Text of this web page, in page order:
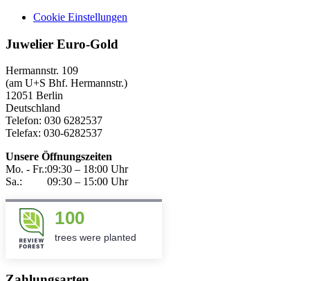
Cookie Einstellungen
Juwelier Euro-Gold
Hermannstr. 109
(am U+S Bhf. Hermannstr.)
12051 Berlin
Deutschland
Telefon: 030 6282537
Telefax: 030-6282537
Unsere Öffnungszeiten
Mo. - Fr.:09:30 – 18:00 Uhr
Sa.:
09:30 – 15:00 Uhr
100
trees were planted